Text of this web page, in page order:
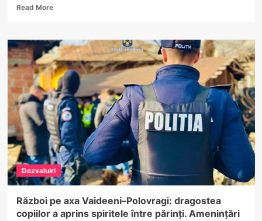
Read MoreRead
Brutărie
din
Râmnicu
Vâlcea,
plină
de
mucegai
și
haos
alimentar!
Vezi
ce
au
descoperit
de
la
Dezvaluiri
Război pe axa Vaideeni–Polovragi: dragostea
copiilor a aprins spiritele între părinți. Amenințări